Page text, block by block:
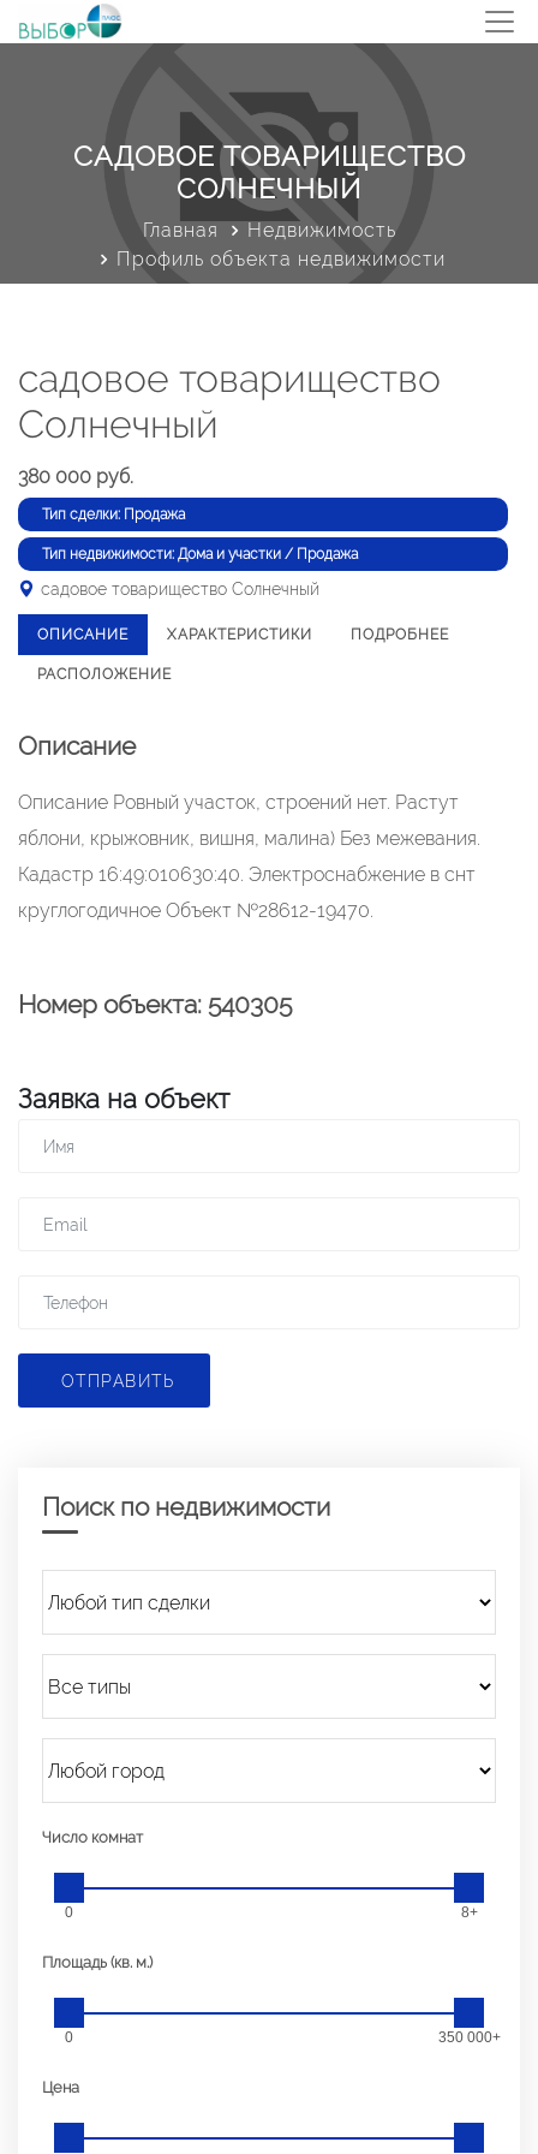
САДОВОЕ ТОВАРИЩЕСТВО
СОЛНЕЧНЫЙ
Главная
Недвижимость
Профиль объекта недвижимости
садовое товарищество
Солнечный
380 000 руб.
Тип сделки: Продажа
Тип недвижимости: Дома и участки / Продажа
садовое товарищество Солнечный
ОПИСАНИЕ ХАРАКТЕРИСТИКИ ПОДРОБНЕЕ
РАСПОЛОЖЕНИЕ
Описание
Описание Ровный участок, строений нет. Растут
яблони, крыжовник, вишня, малина) Без межевания.
Кадастр 16:49:010630:40. Электроснабжение в снт
круглогодичное Объект №28612-19470.
Номер объекта: 540305
Заявка на объект
ОТПРАВИТЬ
Поиск по недвижимости
Число комнат
0 8+
Площадь (кв. м.)
0 350 000+
Цена